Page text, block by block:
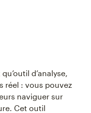
d’analyse,
réel : vous pouvez
naviguer sur
Cet outil